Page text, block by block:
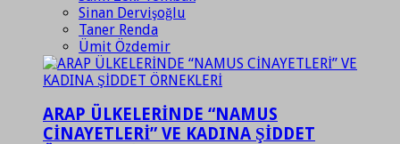
Sinan Dervişoğlu
Taner Renda
Ümit Özdemir
ARAP ÜLKELERİNDE “NAMUS
CİNAYETLERİ” VE KADINA ŞİDDET